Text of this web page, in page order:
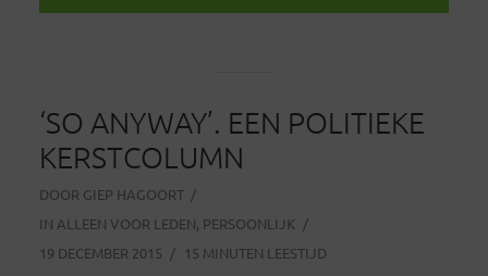
‘SO ANYWAY’. EEN POLITIEKE
KERSTCOLUMN
DOOR GIEP HAGOORT
IN ALLEEN VOOR LEDEN, PERSOONLIJK
19 DECEMBER 2015
15 MINUTEN LEESTIJD